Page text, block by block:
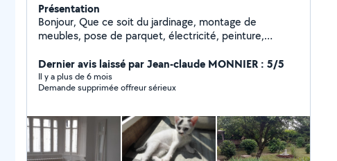
Présentation
Bonjour, Que ce soit du jardinage, montage de
meubles, pose de parquet, électricité, peinture,
suis en train en même temps de rénover ma maison
niveau placo et électricité, tout comme peinture et
papiers peints !
Dernier avis laissé par Jean-claude MONNIER : 5/5
Il y a plus de 6 mois
Demande supprimée offreur sérieux